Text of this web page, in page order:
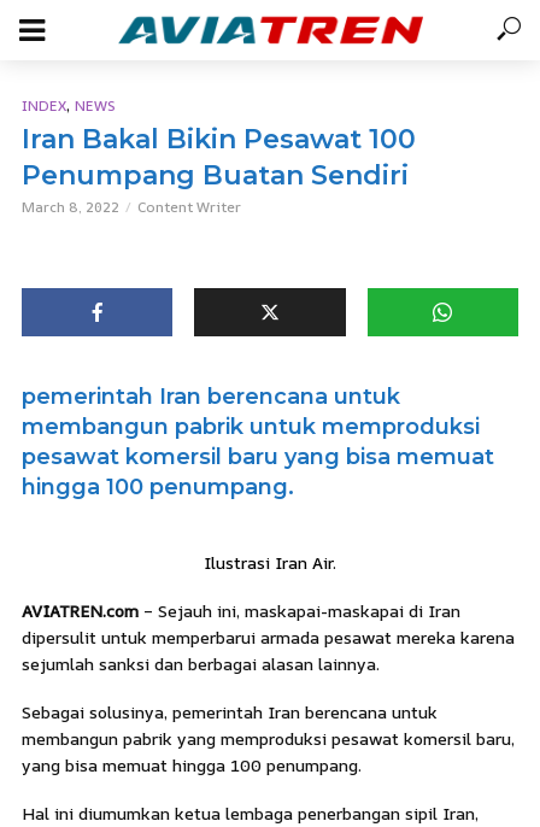
INDEX, NEWS
Iran Bakal Bikin Pesawat 100
Penumpang Buatan Sendiri
March 8, 2022 Content Writer
pemerintah Iran berencana untuk
membangun pabrik untuk memproduksi
pesawat komersil baru yang bisa memuat
hingga 100 penumpang.
Ilustrasi Iran Air.
AVIATREN.com – Sejauh ini, maskapai-maskapai di Iran
dipersulit untuk memperbarui armada pesawat mereka karena
sejumlah sanksi dan berbagai alasan lainnya.
Sebagai solusinya, pemerintah Iran berencana untuk
membangun pabrik yang memproduksi pesawat komersil baru,
yang bisa memuat hingga 100 penumpang.
Hal ini diumumkan ketua lembaga penerbangan sipil Iran,